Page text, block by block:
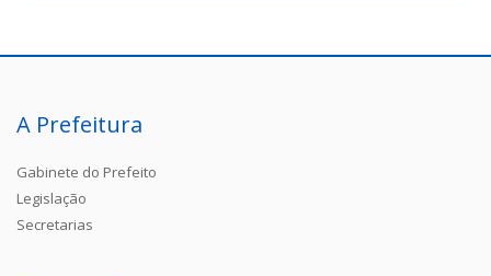
A Prefeitura
Gabinete do Prefeito
Legislação
Secretarias